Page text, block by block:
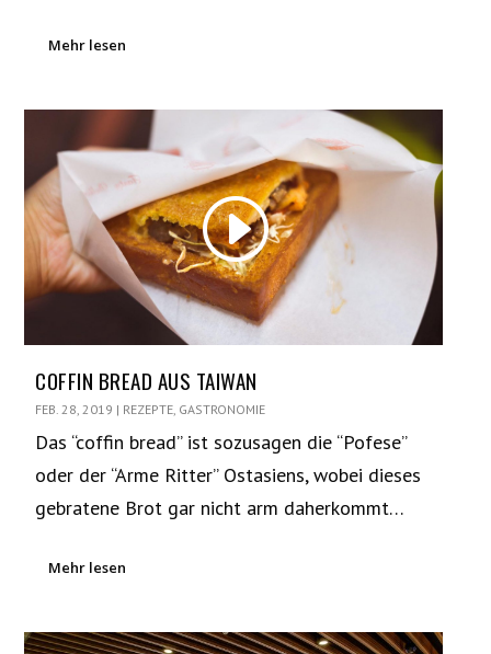
Mehr lesen
COFFIN BREAD AUS TAIWAN
FEB. 28, 2019 | REZEPTE GASTRONOMIE
Das “coffin bread” ist sozusagen die “Pofese”
oder der “Arme Ritter” Ostasiens, wobei dieses
gebratene Brot gar nicht arm daherkommt…
Mehr lesen